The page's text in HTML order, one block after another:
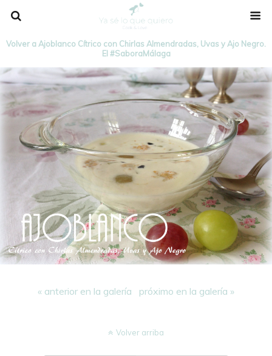
Volver a Ajoblanco Cítrico con Chirlas Almendradas, Uvas y Ajo Negro.
El #SaboraMálaga
« anterior en la galería próximo en la galería »
Volver arriba